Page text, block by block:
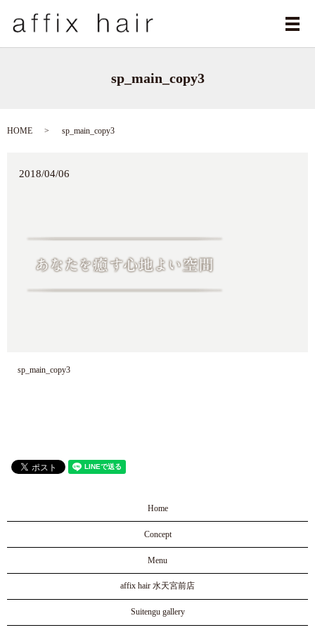
メ
sp_main_copy3
HOME sp_main_copy3
2018/04/06
sp_main_copy3
Home
Concept
Menu
affix hair 水天宮前店
Suitengu gallery